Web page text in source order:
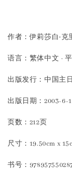
作者：伊莉莎白‧
语言：繁体中文 ·
出版发行：中国主
出版日期：2003-6-1
页数：212页
尺寸：19.50cm x
书号：